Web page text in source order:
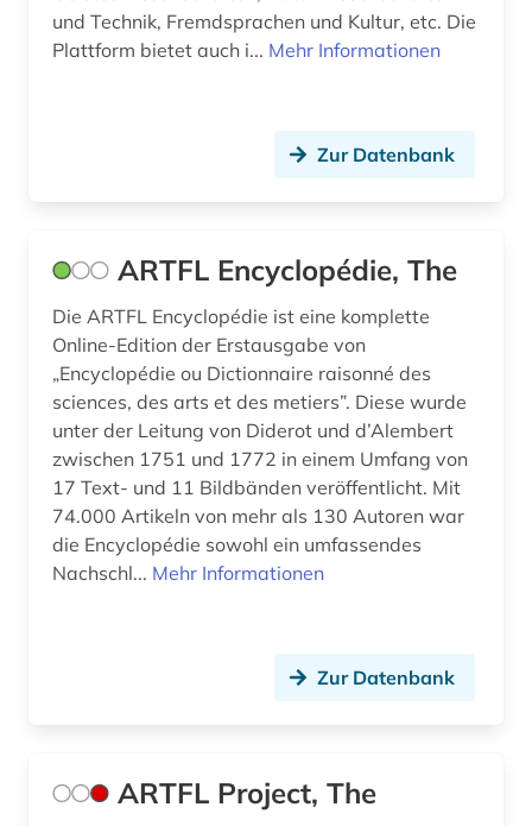
gustave (1)
hispanoamerikanisch (1)
hispanos (1)
historische lexikographie (3)
historische sprachwissenschaft (2)
hochschulschrift (3)
hochschulschriften (1)
honoré de (1)
iberoromanisch (1)
und Technik, Fremdsprachen und Kultur, etc. Die
Plattform bietet auch i... Mehr Informationen
Zur Datenbank
ARTFL Encyclopédie, The
Die ARTFL Encyclopédie ist eine komplette
Online-Edition der Erstausgabe von
„Encyclopédie ou Dictionnaire raisonné des
sciences, des arts et des metiers”. Diese wurde
unter der Leitung von Diderot und d’Alembert
zwischen 1751 und 1772 in einem Umfang von
17 Text- und 11 Bildbänden veröffentlicht. Mit
74.000 Artikeln von mehr als 130 Autoren war
die Encyclopédie sowohl ein umfassendes
Nachschl... Mehr Informationen
Zur Datenbank
ARTFL Project, The